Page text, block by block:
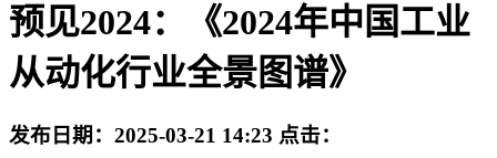
预见2024：《2024年中国工业
从动化行业全景图谱》
发布日期： 2025-03-21 14:23 点击：